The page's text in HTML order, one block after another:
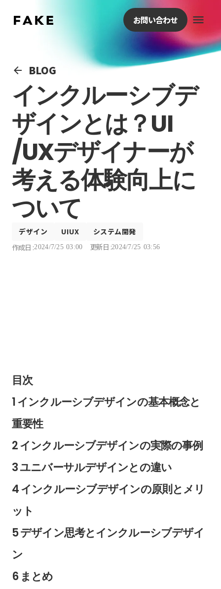
お問い合わせ menu
arrow_back BLOG
インクルーシブデ
ザインとは？UI
/UXデザイナーが
考える体験向上に
ついて
デザイン UIUX
システム開発
作成日 :2024/7/25 03:00 更新日 :2024/7/25 03:56
目次
1 インクルーシブデザインの基本概念と
重要性
2 インクルーシブデザインの実際の事例
3 ユニバーサルデザインとの違い
4 インクルーシブデザインの原則とメリ
ット
5 デザイン思考とインクルーシブデザイ
ン
6 まとめ